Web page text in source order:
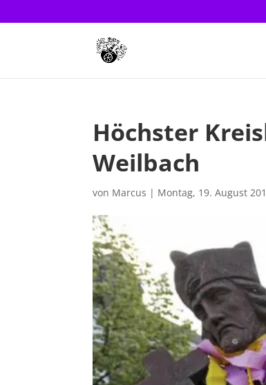
Höchster
Weilbach
von Marcus | Montag, 19. August